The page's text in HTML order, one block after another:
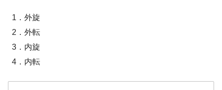
1．外旋
2．外転
3．内旋
4．内転